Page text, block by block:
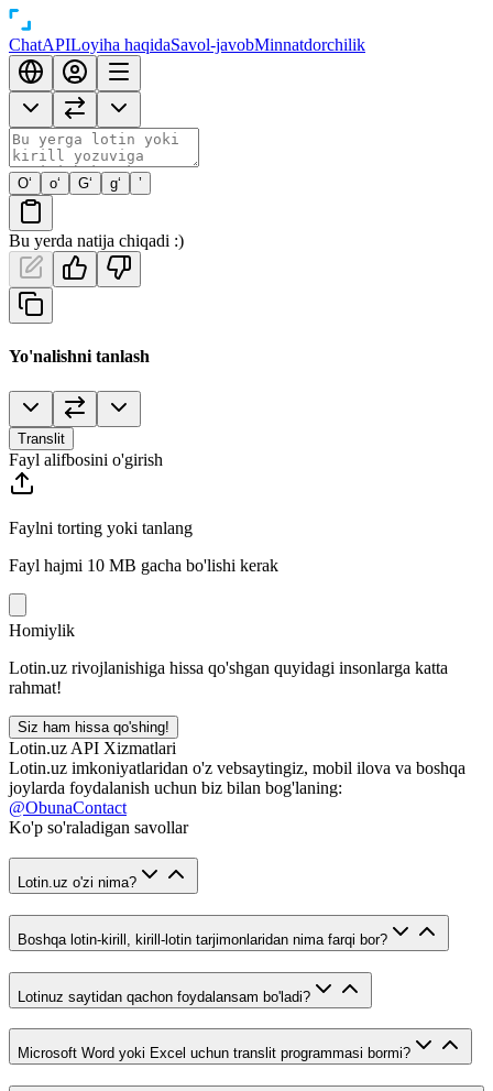
ChatAPILoyiha haqidaSavol-javobMinnatdorchilik
O‘ o‘ G‘ g‘ ’
Bu yerda natija chiqadi :)
Yo'nalishni tanlash
Translit
Fayl alifbosini o'girish
Faylni torting yoki tanlang
Fayl hajmi 10 MB gacha bo'lishi kerak
Homiylik
Lotin.uz rivojlanishiga hissa qo'shgan quyidagi insonlarga katta
rahmat!
Siz ham hissa qo'shing!
Lotin.uz API Xizmatlari
Lotin.uz imkoniyatlaridan o'z vebsaytingiz, mobil ilova va boshqa
joylarda foydalanish uchun biz bilan bog'laning:
@ObunaContact
Ko'p so'raladigan savollar
Lotin.uz o'zi nima?
Boshqa lotin-kirill, kirill-lotin tarjimonlaridan nima farqi bor?
Lotinuz saytidan qachon foydalansam bo'ladi?
Microsoft Word yoki Excel uchun translit programmasi bormi?